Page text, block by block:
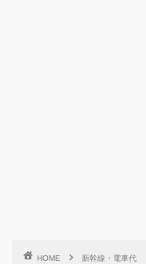
HOME
新幹線・電車代